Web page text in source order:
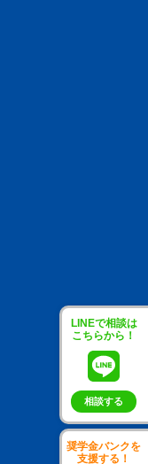
LINEで相談は
こちらから！
相談する
奨学金バンクを
支援する！